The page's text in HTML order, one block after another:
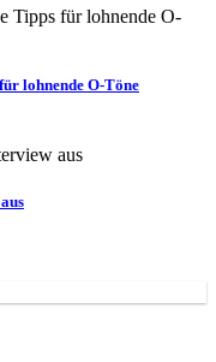
lohnende O-Töne